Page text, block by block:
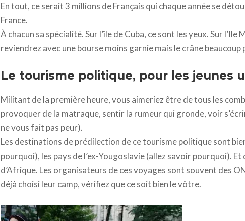
En tout, ce serait 3 millions de Français qui chaque année se
France.
À chacun sa spécialité. Sur l’île de Cuba, ce sont les yeux. Sur l’Ile
reviendrez avec une bourse moins garnie mais le crâne beaucoup
Le tourisme politique, pour les jeunes
Militant de la première heure, vous aimeriez être de tous les
provoquer de la matraque, sentir la rumeur qui gronde, voir
ne vous fait pas peur).
Les destinations de prédilection de ce tourisme politique sont
pourquoi), les pays de l’ex-Yougoslavie (allez savoir pourquoi).
d’Afrique. Les organisateurs de ces voyages sont souvent des
déjà choisi leur camp, vérifiez que ce soit bien le vôtre.